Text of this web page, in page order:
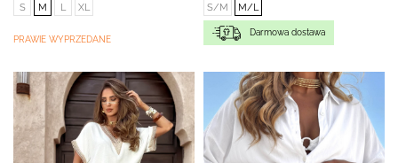
S M L XL
PRAWIE WYPRZEDANE
S/M M/L
Darmowa dostawa